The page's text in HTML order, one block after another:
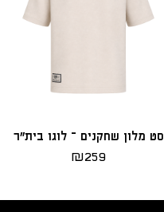
סט מלון שחקנים – לוגו בית"ר
₪259